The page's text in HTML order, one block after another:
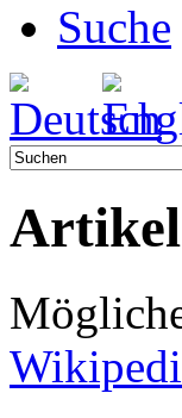
Suche